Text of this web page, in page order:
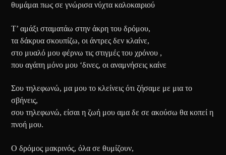
θυμάμαι πως σε γνώρισα νύχτα καλοκαιριού
Τ’ αμάξι σταματάω στην άκρη του δρόμου,
τα δάκρυα σκουπίζω, οι άντρες δεν κλαίνε,
στο μυαλό μου φέρνω τις στιγμές του χρόνου ,
που αγάπη μόνο μου ‘δινες, οι αναμνήσεις καίνε
Σου τηλεφωνώ, μα μου το κλείνεις ότι ζήσαμε με μια το
σβήνεις,
σου τηλεφωνώ, είσαι η ζωή μου αμα δε σε ακούσω θα κοπεί η
πνοή μου.
Ο δρόμος μακρινός, όλα σε θυμίζουν,